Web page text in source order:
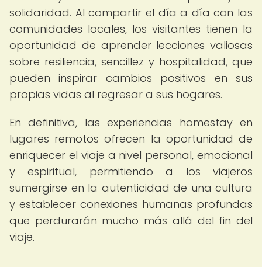
solidaridad. Al compartir el día a día con las
comunidades locales, los visitantes tienen la
oportunidad de aprender lecciones valiosas
sobre resiliencia, sencillez y hospitalidad, que
pueden inspirar cambios positivos en sus
propias vidas al regresar a sus hogares.
En definitiva, las experiencias homestay en
lugares remotos ofrecen la oportunidad de
enriquecer el viaje a nivel personal, emocional
y espiritual, permitiendo a los viajeros
sumergirse en la autenticidad de una cultura
y establecer conexiones humanas profundas
que perdurarán mucho más allá del fin del
viaje.